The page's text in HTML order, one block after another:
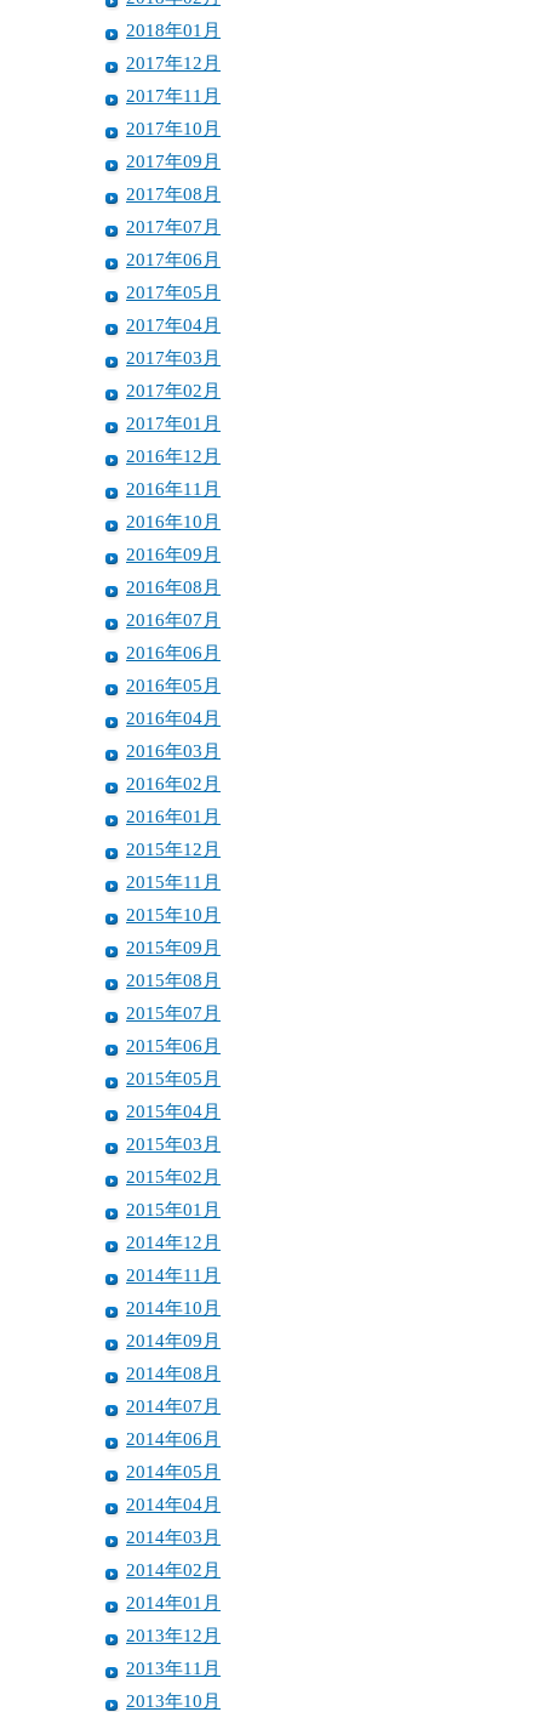
2018年01月
2017年12月
2017年11月
2017年10月
2017年09月
2017年08月
2017年07月
2017年06月
2017年05月
2017年04月
2017年03月
2017年02月
2017年01月
2016年12月
2016年11月
2016年10月
2016年09月
2016年08月
2016年07月
2016年06月
2016年05月
2016年04月
2016年03月
2016年02月
2016年01月
2015年12月
2015年11月
2015年10月
2015年09月
2015年08月
2015年07月
2015年06月
2015年05月
2015年04月
2015年03月
2015年02月
2015年01月
2014年12月
2014年11月
2014年10月
2014年09月
2014年08月
2014年07月
2014年06月
2014年05月
2014年04月
2014年03月
2014年02月
2014年01月
2013年12月
2013年11月
2013年10月